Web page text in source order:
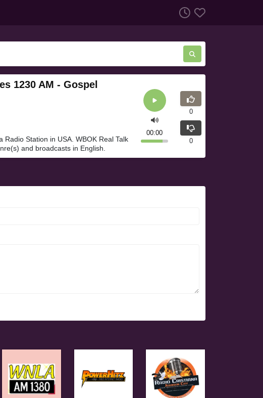
1230 AM - Gospel
Radio Station in USA. WBOK Real Talk
and broadcasts in English.
00:00
0
0